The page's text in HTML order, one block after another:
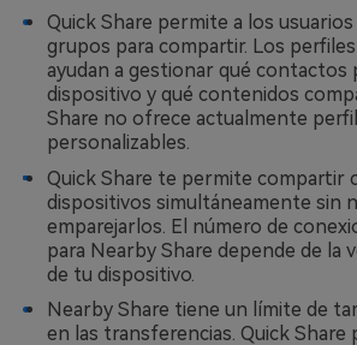
Quick Share permite a los
grupos para compartir. Los
ayudan a gestionar qué contactos
dispositivo y qué contenidos
Share no ofrece actualmente
personalizables.
Quick Share te permite compartir
dispositivos simultáneamente sin
emparejarlos. El número de
para Nearby Share depende de la
de tu dispositivo.
Nearby Share tiene un límite de
en las transferencias. Quick Share